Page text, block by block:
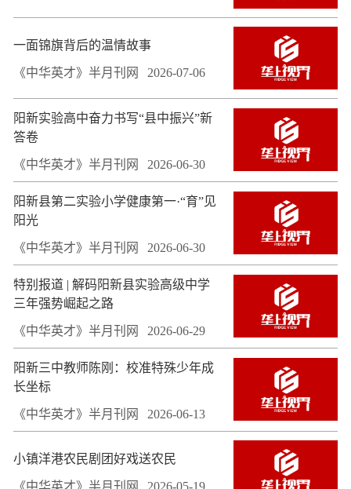
一面锦旗背后的温情故事
《中华英才》半月刊网 2026-07-06
阳新实验高中奋力书写“县中振兴”新
答卷
《中华英才》半月刊网 2026-06-30
阳新县第二实验小学健康第一·“育”见
阳光
《中华英才》半月刊网 2026-06-30
特别报道 | 解码阳新县实验高级中学
三年强势崛起之路
《中华英才》半月刊网 2026-06-29
阳新三中教师陈刚：校准特殊少年成
长坐标
《中华英才》半月刊网 2026-06-13
小镇洋港农民剧团好戏送农民